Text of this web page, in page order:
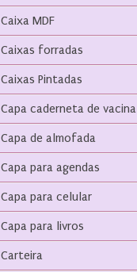
Caixa MDF
Caixas forradas
Caixas Pintadas
Capa caderneta de vacina
Capa de almofada
Capa para agendas
Capa para celular
Capa para livros
Carteira